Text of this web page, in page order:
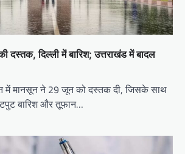
दस्तक, दिल्ली में बारिश; उत्तराखंड में बादल
में मानसून ने 29 जून को दस्तक दी, जिसके साथ
बारिश और तूफान…